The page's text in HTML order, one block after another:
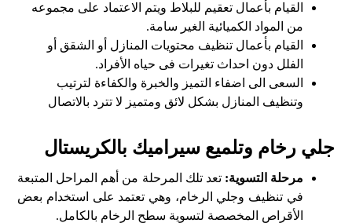
القيام بأعمال تعقيم للبلاط ويتم الاعتماد على مجموعه
من المواد الكميائية الغير سامة.
القيام بأعمال تنظيف محتويات المنازل أو الشقق أو
الفلل دون احداث تغيرات فى حياه الأفراد.
السعى الى اضفاء التميز والخبرة والكفاءة لترتيب
وتنظيف المنازل بشكل لائق ومتميز لا تترد بالاتصال
جلي رخام وتلميع سيراميك بالكريستال
مرحلة التسوية:تعد تلك المرحلة من أهم المراحل المتبعة
في تنظيف وجلي الرخام، وهي تعتمد على استخدام بعض
الأقراص المخصصة لتسوية سطح الرخام بالكامل.